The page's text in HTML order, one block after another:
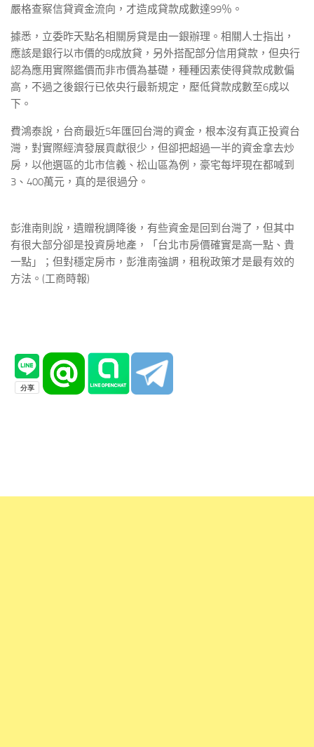
嚴格查察信貸資金流向，才造成貸款成數達99％。
據悉，立委昨天點名相關房貸是由一銀辦理。相關人士指出，
應該是銀行以市價的8成放貸，另外搭配部分信用貸款，但央行
認為應用實際鑑價而非市價為基礎，種種因素使得貸款成數偏
高，不過之後銀行已依央行最新規定，壓低貸款成數至6成以
下。
費鴻泰說，台商最近5年匯回台灣的資金，根本沒有真正投資台
灣，對實際經濟發展貢獻很少，但卻把超過一半的資金拿去炒
房，以他選區的北市信義、松山區為例，豪宅每坪現在都喊到
3、400萬元，真的是很過分。
彭淮南則說，遺贈稅調降後，有些資金是回到台灣了，但其中
有很大部分卻是投資房地產，「台北市房價確實是高一點、貴
一點」；但對穩定房市，彭淮南強調，租稅政策才是最有效的
方法。(工商時報)